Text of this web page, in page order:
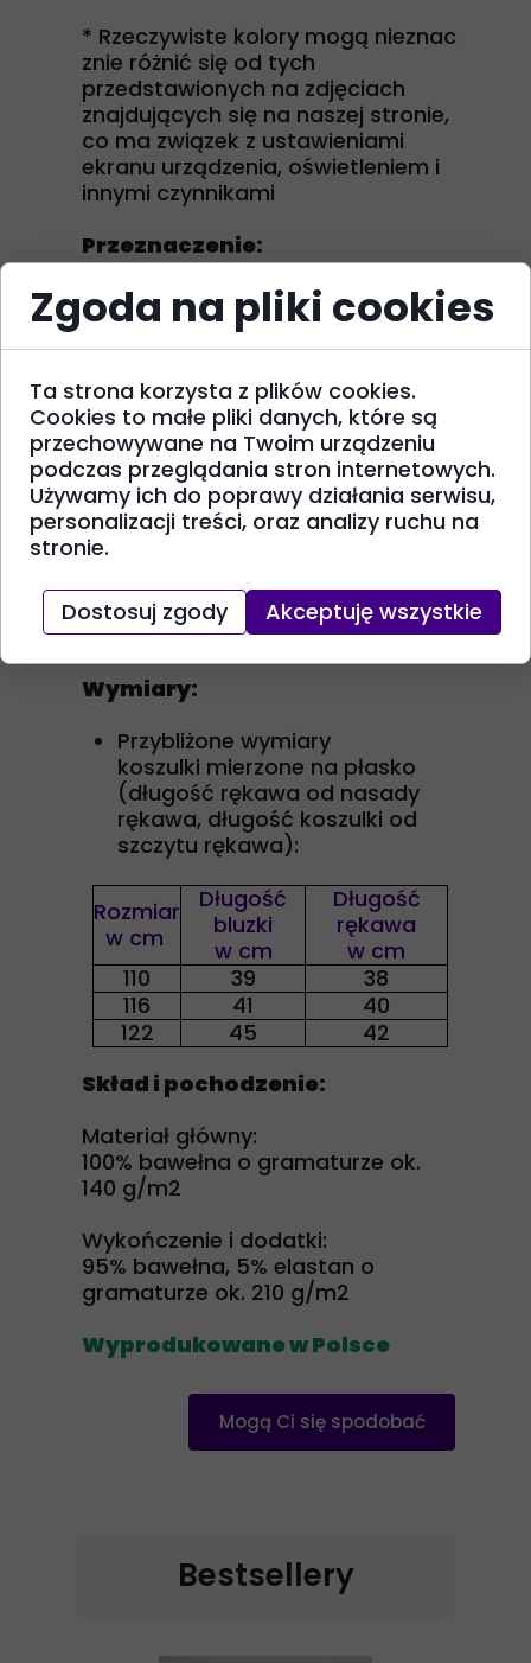
* Rzeczywiste kolory mogą nieznac
znie różnić się od tych
przedstawionych na zdjęciach
znajdujących się na naszej stronie,
co ma związek z ustawieniami
ekranu urządzenia, oświetleniem i
innymi czynnikami
Przeznaczenie:
Całoroczna, zimą do sweterka
lub wewnątrz, latem na
chłodniejsze dni
Zajęcia fizyczne, spanie,
zabawa
Na co dzień, do przedszkola
i szkoły, na urodziny, spacer,
uroczystość rodzinną i wyjazd
Pielęgnacja:
Instrukcja pielęgnacji znajduje
się na metce, dla efektu
prasować
Wymiary:
Przybliżone wymiary
koszulki mierzone na płasko
(długość rękawa od nasady
rękawa, długość koszulki od
szczytu rękawa):
Rozmiar
w cm
Długość
bluzki
w cm
Długość
rękawa
w cm
110
39
38
116
41
40
122
45
42
Skład i pochodzenie:
Materiał główny:
100% bawełna o gramaturze ok.
140 g/m2
Wykończenie i dodatki:
95% bawełna, 5% elastan o
gramaturze ok. 210 g/m2
Wyprodukowane w Polsce
Mogą Ci się spodobać
Bestsellery
Zgoda na pliki cookies
Ta strona korzysta z plików cookies.
Cookies to małe pliki danych, które są
przechowywane na Twoim urządzeniu
podczas przeglądania stron internetowych.
Używamy ich do poprawy działania serwisu,
personalizacji treści, oraz analizy ruchu na
stronie.
Dostosuj zgody Akceptuję wszystkie